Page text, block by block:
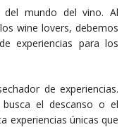
del mundo del vino. Al
wine lovers, debemos
experiencias para los
de experiencias.
el descanso o el
experiencias únicas que